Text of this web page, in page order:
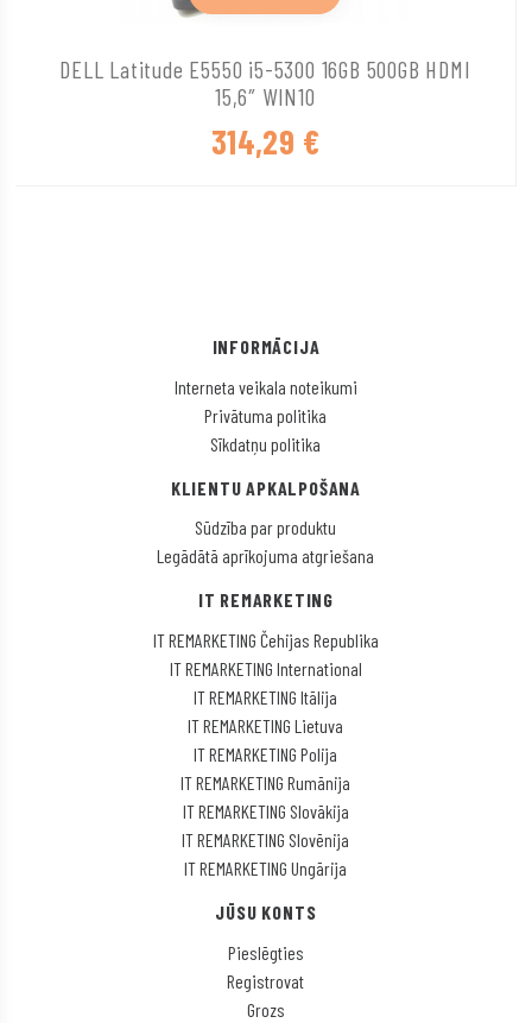
DELL Latitude E5550 i5-5300 16GB 500GB HDMI
15,6″ WIN10
314,29 €
INFORMĀCIJA
Interneta veikala noteikumi
Privātuma politika
Sīkdatņu politika
KLIENTU APKALPOŠANA
Sūdzība par produktu
Legādātā aprīkojuma atgriešana
IT REMARKETING
IT REMARKETING Čehijas Republika
IT REMARKETING International
IT REMARKETING Itālija
IT REMARKETING Lietuva
IT REMARKETING Polija
IT REMARKETING Rumānija
IT REMARKETING Slovākija
IT REMARKETING Slovēnija
IT REMARKETING Ungārija
JŪSU KONTS
Pieslēgties
Registrovat
Grozs